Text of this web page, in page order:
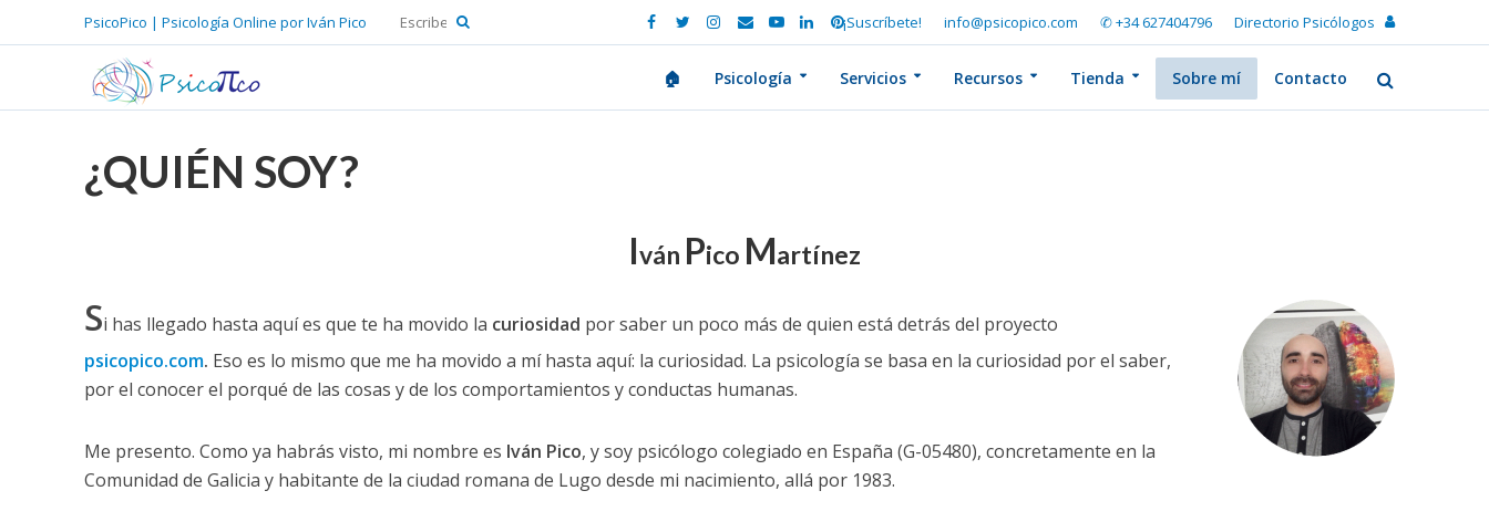
PsicoPico | Psicología Online por Iván Pico ¡Suscríbete! info@psicopico.com ✆ +34 627404796 Directorio Psicólogos
🏠 Psicología Servicios Recursos Tienda Sobre mí Contacto
¿QUIÉN SOY?
Iván Pico Martínez
Si has llegado hasta aquí es que te ha movido la curiosidad por saber un poco más de quien está detrás del proyecto
psicopico.com. Eso es lo mismo que me ha movido a mí hasta aquí: la curiosidad. La psicología se basa en la curiosidad por el saber,
por el conocer el porqué de las cosas y de los comportamientos y conductas humanas.
Me presento. Como ya habrás visto, mi nombre es Iván Pico, y soy psicólogo colegiado en España (G-05480), concretamente en la
Comunidad de Galicia y habitante de la ciudad romana de Lugo desde mi nacimiento, allá por 1983.